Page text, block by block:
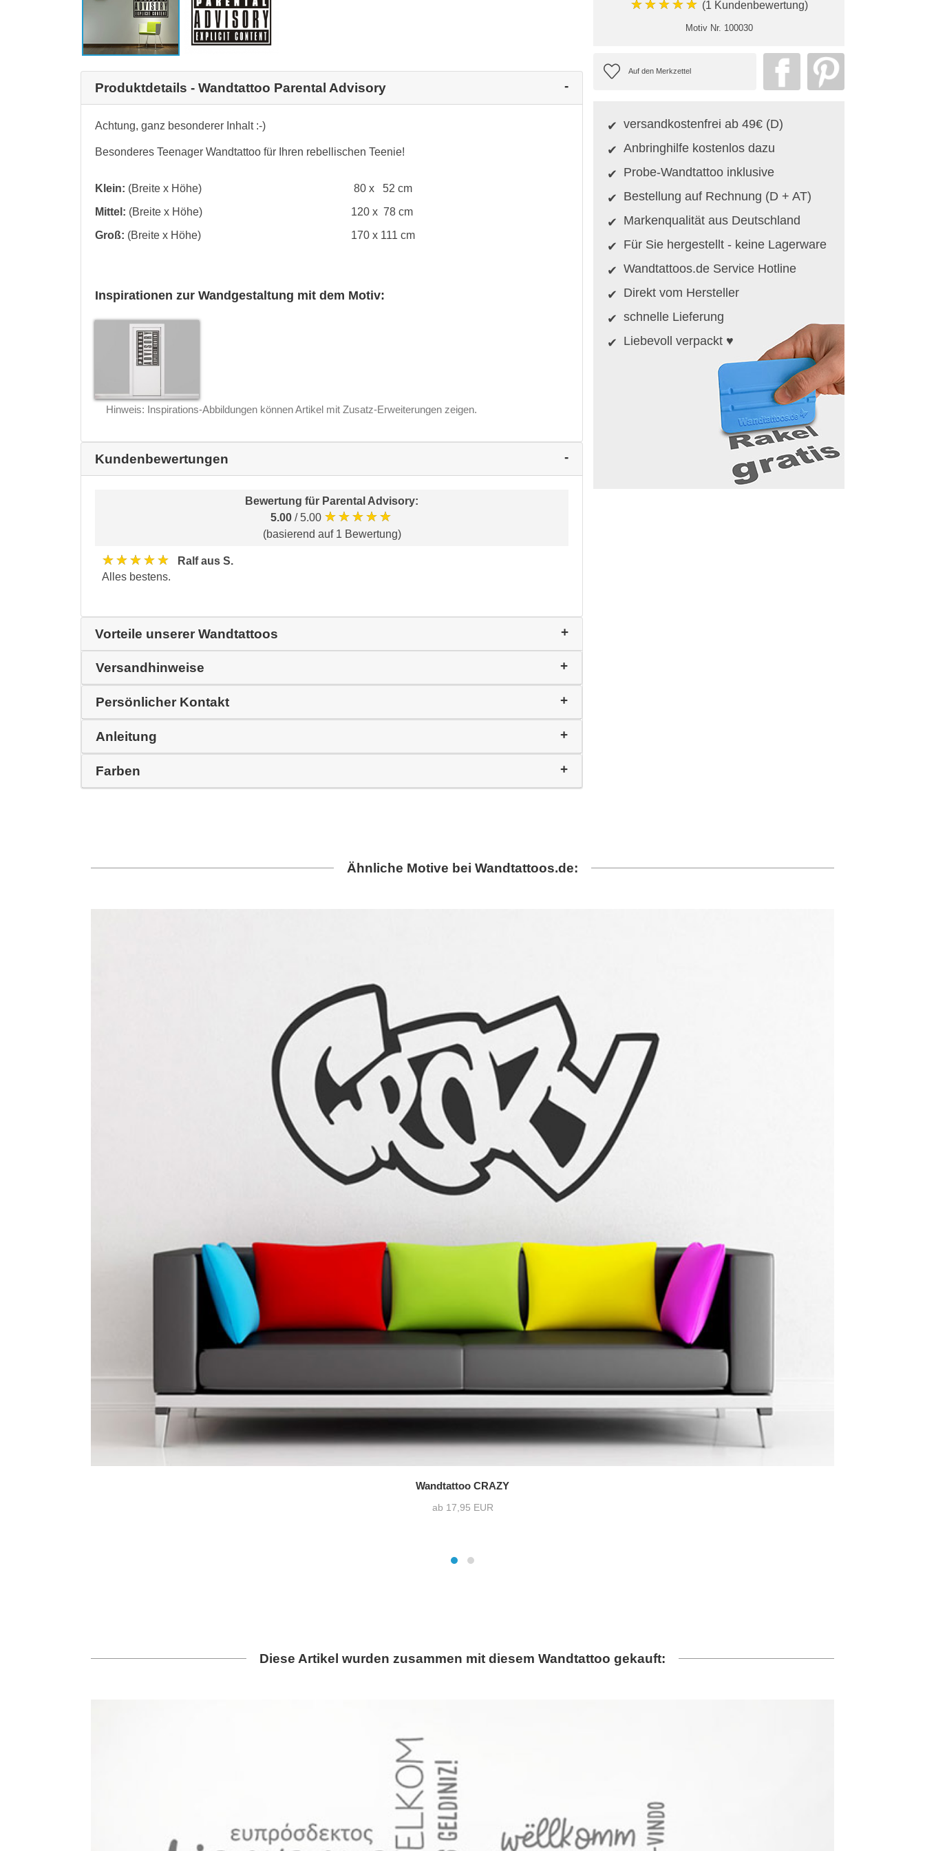
Produktdetails - Wandtattoo Parental Advisory
Achtung, ganz besonderer Inhalt :-)
Besonderes Teenager Wandtattoo für Ihren rebellischen Teenie!
Klein: (Breite x Höhe)
80 x 52 cm
Mittel: (Breite x Höhe)
120 x 78 cm
Groß: (Breite x Höhe) 170 x 111 cm
Inspirationen zur Wandgestaltung mit dem Motiv:
Hinweis: Inspirations-Abbildungen können Artikel mit Zusatz-Erweiterungen zeigen.
Kundenbewertungen
Bewertung für Parental Advisory:
5.00 / 5.00 ★★★★★
(basierend auf 1 Bewertung)
★★★★★
Ralf aus S.
Alles bestens.
Vorteile unserer Wandtattoos
Versandhinweise
Persönlicher Kontakt
Anleitung
Farben
★★★★★ (1 Kundenbewertung)
Motiv Nr. 100030
versandkostenfrei ab 49€ (D)
Anbringhilfe kostenlos dazu
Probe-Wandtattoo inklusive
Bestellung auf Rechnung (D + AT)
Markenqualität aus Deutschland
Für Sie hergestellt - keine Lagerware
Wandtattoos.de Service Hotline
Direkt vom Hersteller
schnelle Lieferung
Liebevoll verpackt ♥
Ähnliche Motive bei Wandtattoos.de:
Wandtattoo CRAZY
ab 17,95 EUR
Diese Artikel wurden zusammen mit diesem Wandtattoo gekauft: